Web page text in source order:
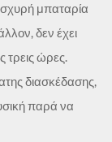
μπαταρία
δεν έχει
τρεις ώρες.
διασκέδασης,
παρά να